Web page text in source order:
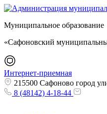
Муниципальное образование
«Сафоновский
Интернет-приемная
215500 Сафоново город
8 (48142) 4-18-44